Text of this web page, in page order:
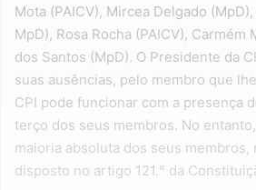
Mota (PAICV), Mircea Delgado
MpD), Rosa Rocha (PAICV),
dos Santos (MpD). O Presidente da
suas ausências, pelo membro que
CPI pode funcionar com a presença
terço dos seus membros. No
maioria absoluta dos seus membros,
disposto no artigo 121.° da